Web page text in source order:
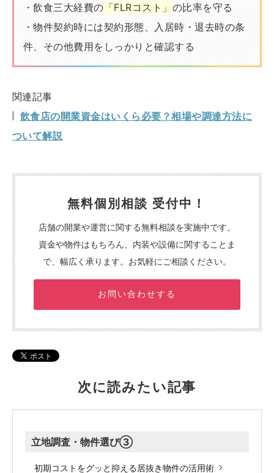
・飲食三大経費の「FLRコスト」 の比率を守る
・物件契約時には契約形態、入居時・退去時の条
件、その他費用をしっかりと確認する
関連記事
飲食店の開業資金はいくら必要？相場や調達方法に
ついて解説
無料個別相談 受付中！
店舗の開業や運営に関する無料相談を実施中です。
資金や物件はもちろん、内装や設備に関することま
で、幅広く承ります。お気軽にご相談ください。
お問い合わせする
次に読みたい記事
立地調査・物件選び③
初期コストをグッと抑える居抜き物件の活用術